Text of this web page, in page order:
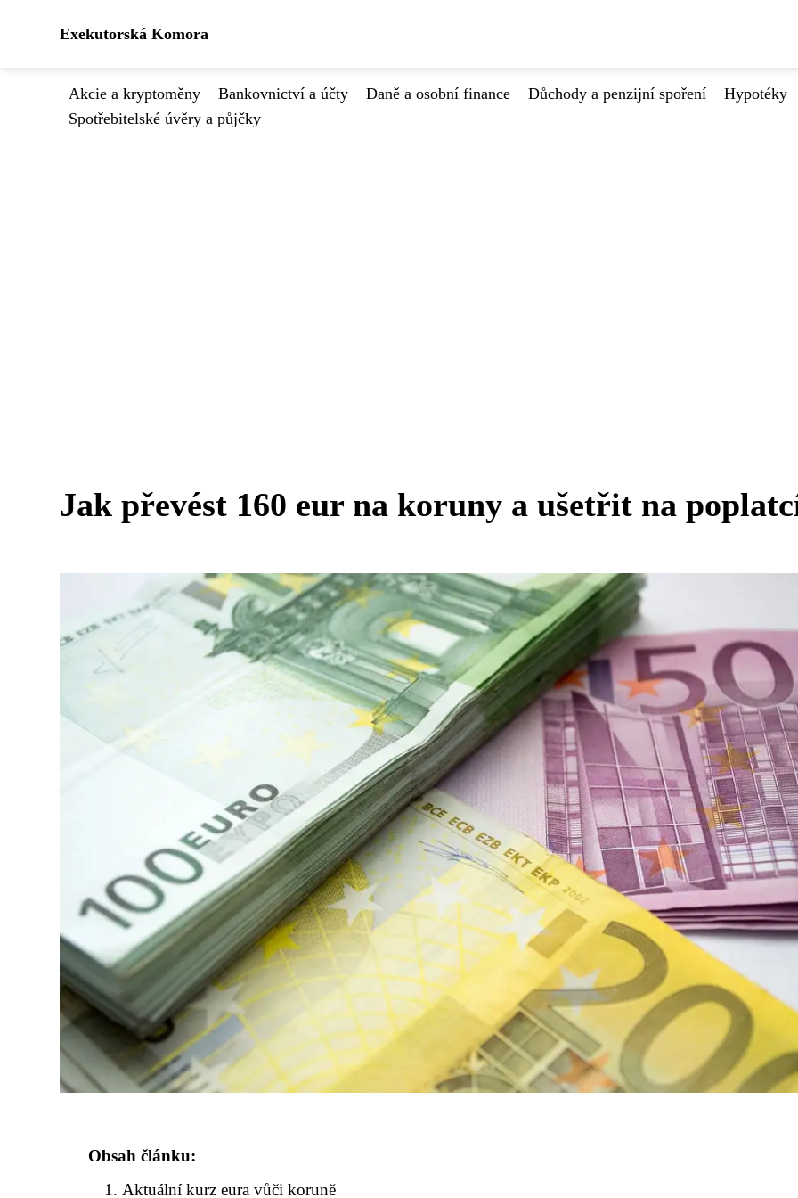
Exekutorská Komora
Akcie a kryptoměny Bankovnictví a účty Daně a osobní finance Důchody a penzijní spoření
Hypotéky
Spotřebitelské úvěry a půjčky
Jak převést 160 eur na koruny a ušetřit na
Obsah článku:
Aktuální kurz eura vůči koruně